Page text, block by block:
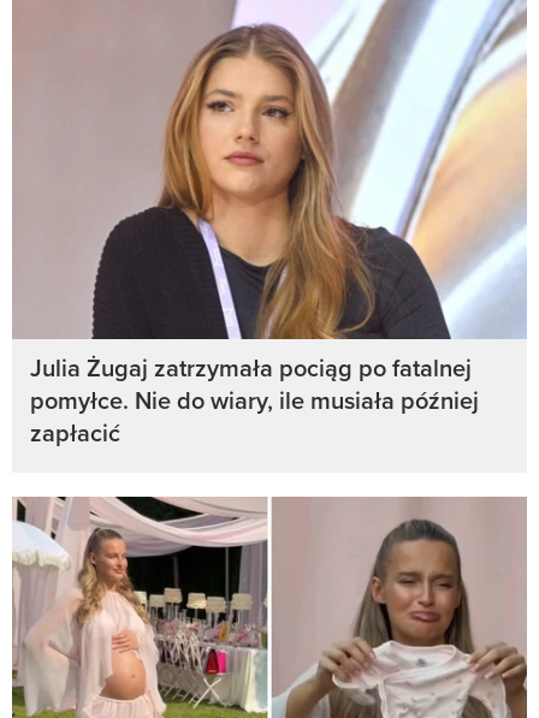
Julia Żugaj zatrzymała pociąg po fatalnej
pomyłce. Nie do wiary, ile musiała później
zapłacić